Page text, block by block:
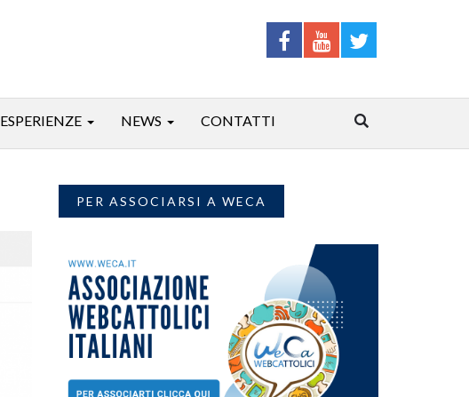
ESPERIENZE NEWS CONTATTI
PER ASSOCIARSI A WECA